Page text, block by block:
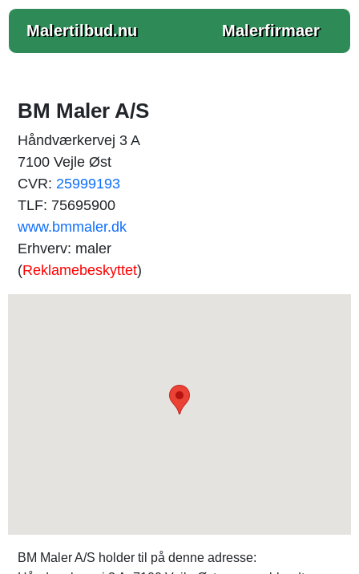
Malertilbud.nu Malerfirmaer
BM Maler A/S
Håndværkervej 3 A
7100 Vejle Øst
CVR: 25999193
TLF: 75695900
www.bmmaler.dk
Erhverv: maler
(Reklamebeskyttet)
BM Maler A/S holder til på denne adresse: